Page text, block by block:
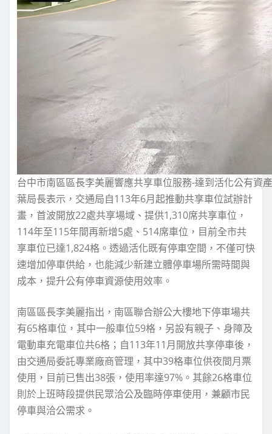
台中市南區區長李美麗響應共享車位服務-達到活化公有資
葉局長表示，交通局自113年6月起推動共享車位試辦計
畫，首波開放22處共享場域、提供1,310席共享車位，
114年至115年間再新增5處、514席車位，目前全市共
享車位已達1,824格。透過活化既有停車空間，不僅可快
速增加停車供給，也能減少新建立體停車場所需時間與
成本，提升公有停車資源使用效率。
南區區長李美麗指出，南區聯合辦公大樓地下停車場共
有65格車位，其中一般車位59格，另設有親子、身障及
電動車充電車位共6格；自113年11月開放共享停車後，
由交通局委託專業廠商管理，其中39格車位供夜間月票
使用，目前已售出38張，使用率達97%。其餘26格車位
則於上班時段提供民眾洽公及臨時停車使用，兼顧市民
停車與洽公需求。